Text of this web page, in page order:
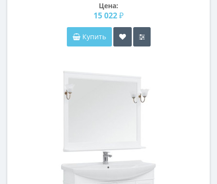
Цена:
15 022 ₽
Купить